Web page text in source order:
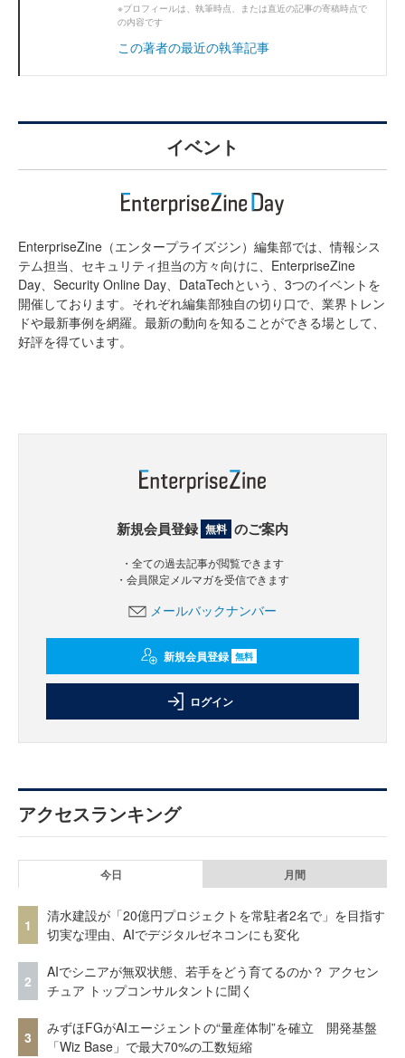
※プロフィールは、執筆時点、または直近の記事の寄稿時点で
の内容です
この著者の最近の執筆記事
イベント
EnterpriseZine（エンタープライズジン）編集部では、情報シス
テム担当、セキュリティ担当の方々向けに、EnterpriseZine
Day、Security Online Day、DataTechという、3つのイベントを
開催しております。それぞれ編集部独自の切り口で、業界トレン
ドや最新事例を網羅。最新の動向を知ることができる場として、
好評を得ています。
新規会員登録 無料 のご案内
・全ての過去記事が閲覧できます
・会員限定メルマガを受信できます
メールバックナンバー
新規会員登録 無料
ログイン
アクセスランキング
今日 月間
1
清水建設が「20億円プロジェクトを常駐者2名で」を目指す
切実な理由、AIでデジタルゼネコンにも変化
2
AIでシニアが無双状態、若手をどう育てるのか？ アクセン
チュア トップコンサルタントに聞く
3
みずほFGがAIエージェントの“量産体制”を確立 開発基盤
「Wiz Base」で最大70%の工数短縮